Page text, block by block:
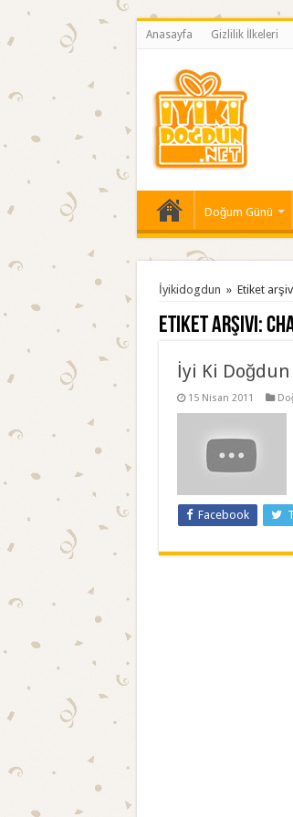
Anasayfa Gizlilik İlkeleri
Doğum Günü
İyikidogdun » Etiket
Etiket arşivi:
İyi Ki
15 Nisan 2011
Facebook